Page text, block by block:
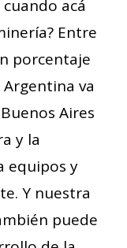
acá
Entre
porcentaje
va
Aires
y la
equipos y
Y nuestra
puede